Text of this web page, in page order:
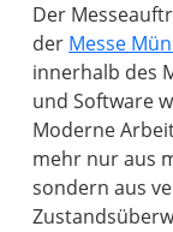
Der
der Messe
innerhalb des
und Software
Moderne
mehr nur aus
sondern aus